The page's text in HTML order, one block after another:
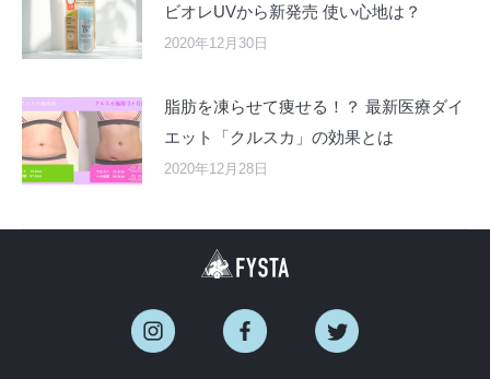
ビオレUVから新発売 使い心地は？
2020年12月30日
脂肪を凍らせて痩せる！？ 最新医療ダイ
エット「クルスカ」の効果とは
2020年12月28日